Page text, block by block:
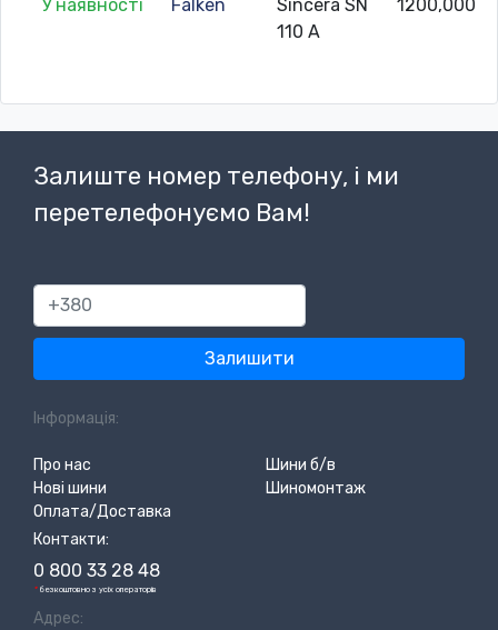
У наявності Falken
Sincera SN
110 A
1200,000
Залиште номер телефону, і ми
перетелефонуємо Вам!
380
Залишити
Інформація:
Про нас
Шини б/в
Нові шини
Шиномонтаж
Оплата/Доставка
Контакти:
0 800 33 28 48
*безкоштовно з усіх операторів
Адрес: